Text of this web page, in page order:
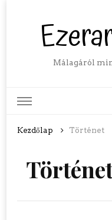
Málagáról
Kezdőlap Történet